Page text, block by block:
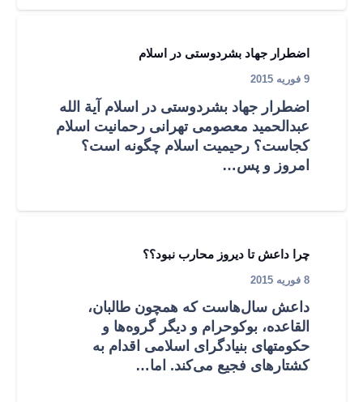
اضطرار جهاد بشردوستی در اسلام
9 فوریه 2015
اضطرار جهاد بشردوستی در اسلام آية الله
عبدالحميد معصومی تهرانی رحمانیت اسلام
کجاست؟ رحیمیت اسلام چگونه است؟
امروز و پس…
چرا داعش تا ديروز محارب نبود؟؟
8 فوریه 2015
داعش سال‌هاست که همچون طالبان،
القاعده، بوكوحرام و ديگر گروه‌ها و
حكومتهای بنيادگرای اسلامی اقدام به
کشتارهای فجیع می‌کند. اما…